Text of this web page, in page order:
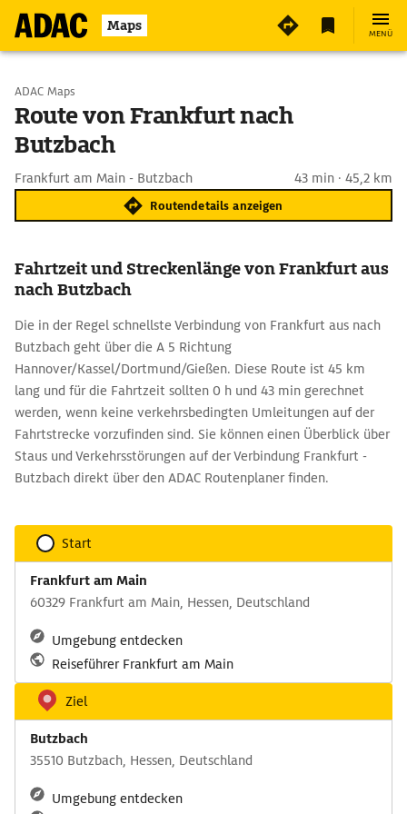
Maps MENÜ
Start wählen
Ziel eingeben
ADAC Maps
Route von Frankfurt nach
Butzbach
Frankfurt am Main - Butzbach 43 min · 45,2 km
Routendetails anzeigen
Fahrtzeit und Streckenlänge von Frankfurt aus
nach Butzbach
Die in der Regel schnellste Verbindung von Frankfurt aus nach
Butzbach geht über die A 5 Richtung
Hannover/Kassel/Dortmund/Gießen. Diese Route ist 45 km
lang und für die Fahrtzeit sollten 0 h und 43 min gerechnet
werden, wenn keine verkehrsbedingten Umleitungen auf der
Fahrtstrecke vorzufinden sind. Sie können einen Überblick über
Staus und Verkehrsstörungen auf der Verbindung Frankfurt -
Butzbach direkt über den ADAC Routenplaner finden.
Start
Frankfurt am Main
60329 Frankfurt am Main, Hessen, Deutschland
Umgebung entdecken
Reiseführer Frankfurt am Main
Ziel
Butzbach
35510 Butzbach, Hessen, Deutschland
Umgebung entdecken